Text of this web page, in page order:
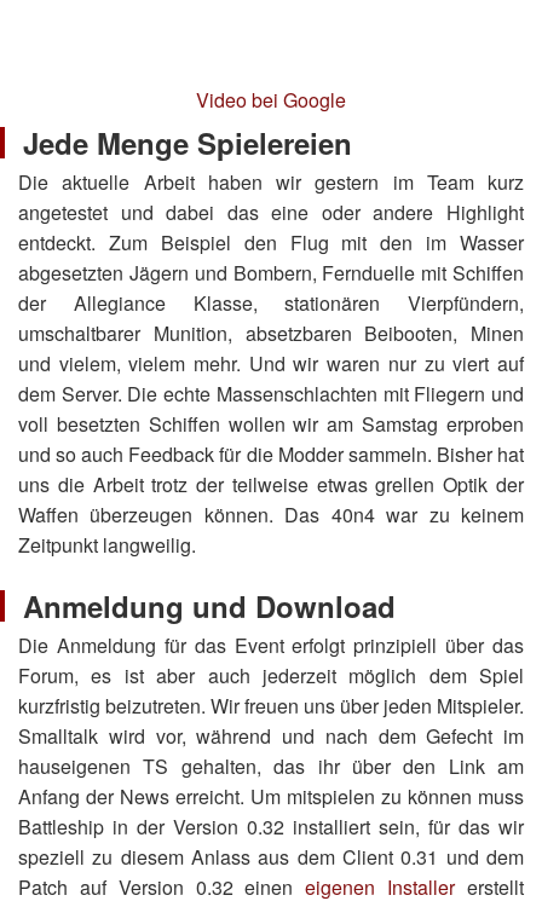
Video bei Google
Jede Menge Spielereien
Die aktuelle Arbeit haben wir gestern im Team kurz
angetestet und dabei das eine oder andere Highlight
entdeckt. Zum Beispiel den Flug mit den im Wasser
abgesetzten Jägern und Bombern, Fernduelle mit Schiffen
der Allegiance Klasse, stationären Vierpfündern,
umschaltbarer Munition, absetzbaren Beibooten, Minen
und vielem, vielem mehr. Und wir waren nur zu viert auf
dem Server. Die echte Massenschlachten mit Fliegern und
voll besetzten Schiffen wollen wir am Samstag erproben
und so auch Feedback für die Modder sammeln. Bisher hat
uns die Arbeit trotz der teilweise etwas grellen Optik der
Waffen überzeugen können. Das 40n4 war zu keinem
Zeitpunkt langweilig.
Anmeldung und Download
Die Anmeldung für das Event erfolgt prinzipiell über das
Forum, es ist aber auch jederzeit möglich dem Spiel
kurzfristig beizutreten. Wir freuen uns über jeden Mitspieler.
Smalltalk wird vor, während und nach dem Gefecht im
hauseigenen TS gehalten, das ihr über den Link am
Anfang der News erreicht. Um mitspielen zu können muss
Battleship in der Version 0.32 installiert sein, für das wir
speziell zu diesem Anlass aus dem Client 0.31 und dem
Patch auf Version 0.32 eineneigenen Installererstellt